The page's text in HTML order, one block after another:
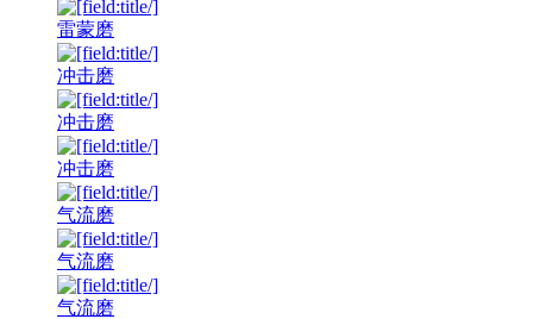
雷蒙磨
冲击磨
冲击磨
冲击磨
气流磨
气流磨
气流磨